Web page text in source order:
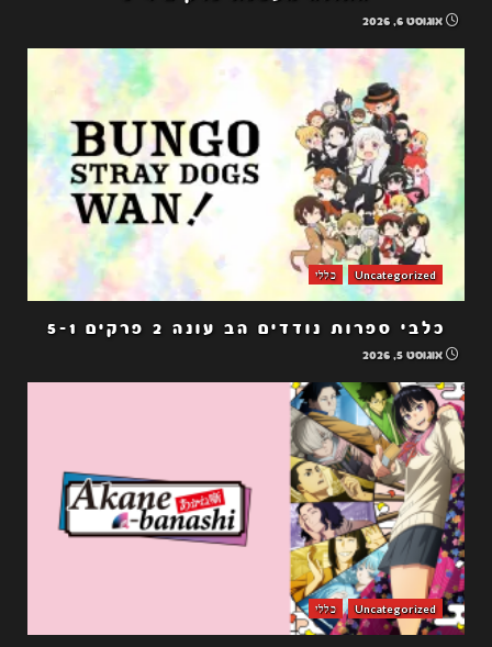
אוגוסט 6, 2026
Uncategorized כללי
כלבי ספרות נודדים הב עונה 2 פרקים 5-1
אוגוסט 5, 2026
Uncategorized כללי